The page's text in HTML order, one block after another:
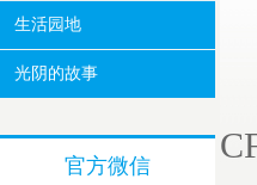
生活园地
光阴的故事
官方微信